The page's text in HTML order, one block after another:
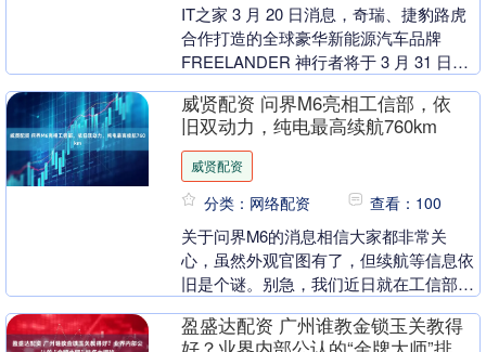
IT之家 3 月 20 日消息，奇瑞、捷豹路虎
合作打造的全球豪华新能源汽车品牌
FREELANDER 神行者将于 3 月 31 日在
威贤配资 问界M6亮相工信部，依
旧双动力，纯电最高续航760km
威贤配资
分类：网络配资 查看：100
关于问界M6的消息相信大家都非常关
心，虽然外观官图有了，但续航等信息依
旧是个谜。别急，我们近日就在工信部上
程两个版本，前者....
盈盛达配资 广州谁教金锁玉关教得